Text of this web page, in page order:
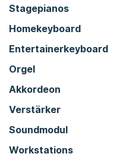
Stagepianos
Homekeyboard
Entertainerkeyboard
Orgel
Akkordeon
Verstärker
Soundmodul
Workstations